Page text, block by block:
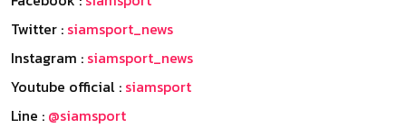
Twitter : siamsport_news
Instagram : siamsport_news
Youtube official : siamsport
Line : @siamsport